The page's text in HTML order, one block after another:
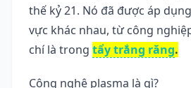
thế kỷ 21. Nó đã được áp
vực khác nhau, từ công
chí là trong tẩy trắng răng.
Công nghệ plasma là gì?